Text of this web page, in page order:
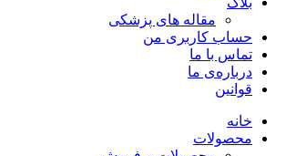
مقاله های پزشکی
حساب کاربری من
تماس با ما
درباره‌ی ما
قوانین
خانه
محصولات